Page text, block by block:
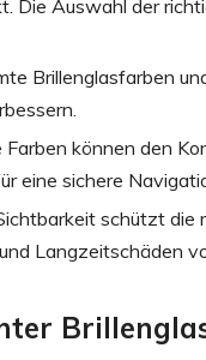
Die Auswahl der
Brillenglasfarben
können den
eine sichere
schützt
Langzeitschäden